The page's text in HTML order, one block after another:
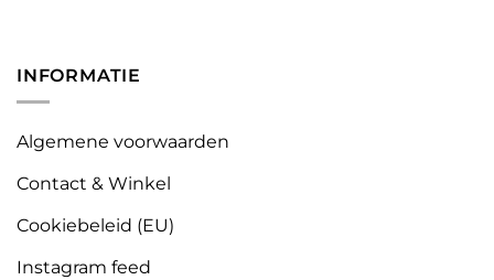
INFORMATIE
Algemene voorwaarden
Contact & Winkel
Cookiebeleid (EU)
Instagram feed